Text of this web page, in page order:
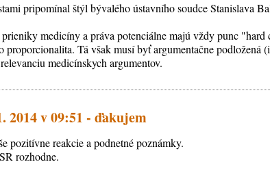
pripomínal štýl bývalého ústavního soudce Stanislava
medicíny a práva potenciálne majú vždy punc "hard
proporcionalita. Tá však musí byť argumentačne podložená
medicínskych argumentov.
2014 v 09:51 - ďakujem
pozitívne reakcie a podnetné poznámky.
rozhodne.